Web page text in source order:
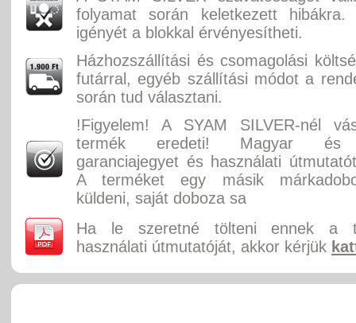
folyamat során keletkezett hibákra.
igényét a blokkal érvényesítheti.
Házhozszállítási és csomagolási
futárral, egyéb szállítási módot a
során tud választani.
!Figyelem! A SYAM SILVER-nél
termék eredeti! Magyar és
garanciajegyet és használati
A terméket egy másik
küldeni, saját doboza sa
Ha le szeretné tölteni ennek a
használati útmutatóját, akkor kérjük